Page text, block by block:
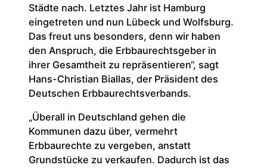
Städte nach. Letztes Jahr ist Hamburg
eingetreten und nun Lübeck und Wolfsburg.
Das freut uns besonders, denn wir haben
den Anspruch, die Erbbaurechtsgeber in
ihrer Gesamtheit zu repräsentieren“, sagt
Hans-Christian Biallas, der Präsident des
Deutschen Erbbaurechtsverbands.
„Überall in Deutschland gehen die
Kommunen dazu über, vermehrt
Erbbaurechte zu vergeben, anstatt
Grundstücke zu verkaufen. Dadurch ist das